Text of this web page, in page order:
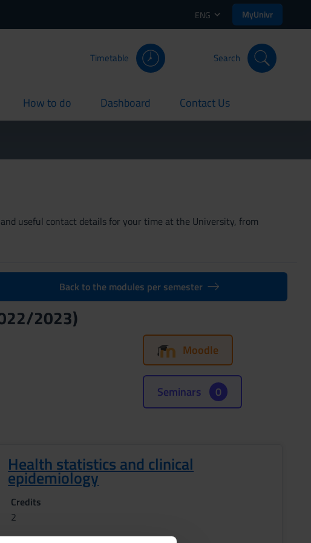
ENG MyUnivr
Timetable Search
How to do
current Dashboard
current Contact Us
current
useful contact details for your time at the University, from
Back to the modules per semester
2023)
Moodle
Seminars 0
Health statistics and clinical
epidemiology
Credits
2